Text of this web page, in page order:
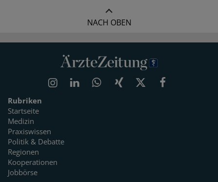
NACH OBEN
Rubriken
Startseite
Medizin
Praxiswissen
Politik & Debatte
Regionen
Kooperationen
Jobbörse